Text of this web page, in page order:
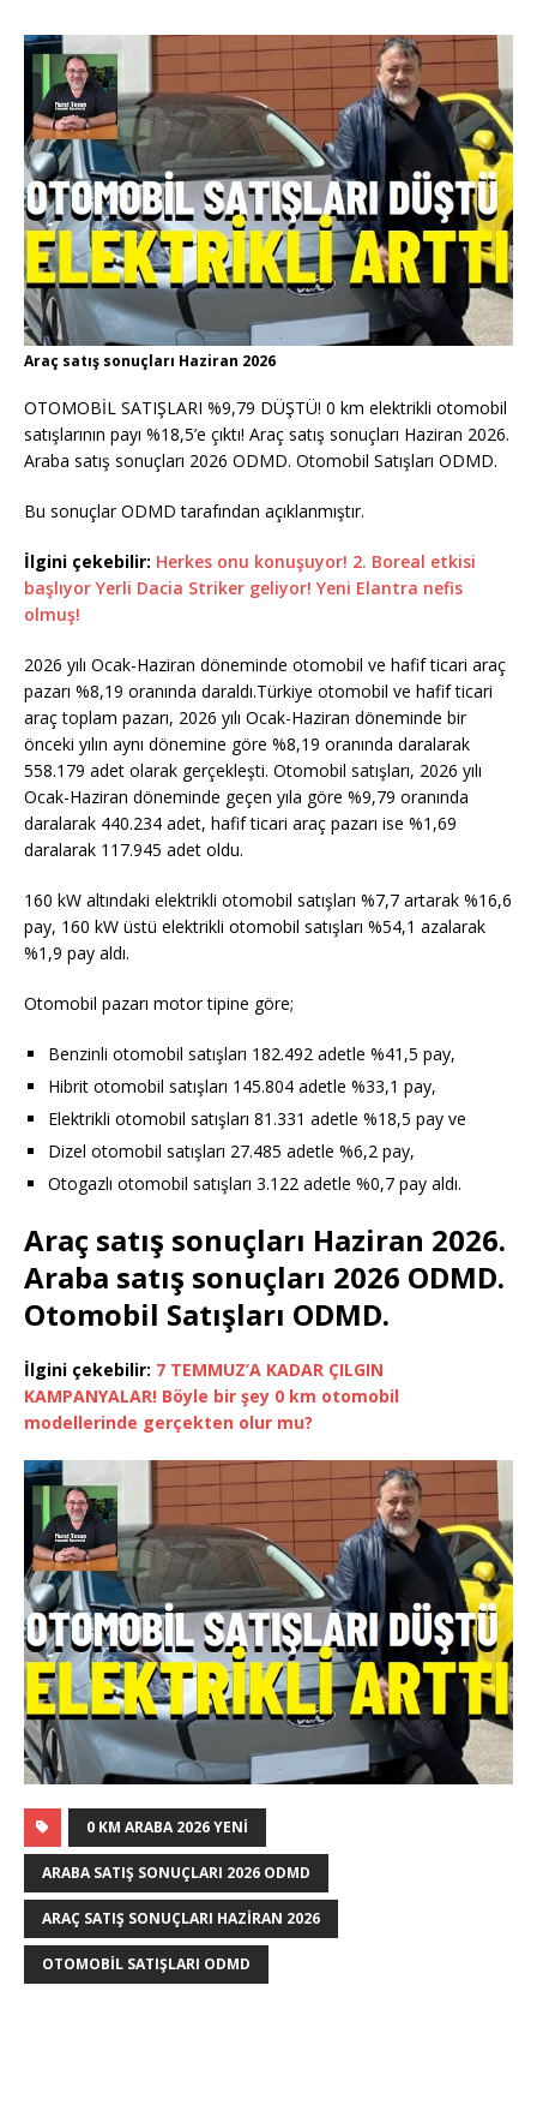
Araç satış sonuçları Haziran 2026
OTOMOBİL SATIŞLARI %9,79 DÜŞTÜ! 0 km elektrikli otomobil
satışlarının payı %18,5’e çıktı! Araç satış sonuçları Haziran 2026.
Araba satış sonuçları 2026 ODMD. Otomobil Satışları ODMD.
Bu sonuçlar ODMD tarafından açıklanmıştır.
İlgini çekebilir: Herkes onu konuşuyor! 2. Boreal etkisi
başlıyor Yerli Dacia Striker geliyor! Yeni Elantra nefis
olmuş!
2026 yılı Ocak-Haziran döneminde otomobil ve hafif ticari araç
pazarı %8,19 oranında daraldı.Türkiye otomobil ve hafif ticari
araç toplam pazarı, 2026 yılı Ocak-Haziran döneminde bir
önceki yılın aynı dönemine göre %8,19 oranında daralarak
558.179 adet olarak gerçekleşti. Otomobil satışları, 2026 yılı
Ocak-Haziran döneminde geçen yıla göre %9,79 oranında
daralarak 440.234 adet, hafif ticari araç pazarı ise %1,69
daralarak 117.945 adet oldu.
160 kW altındaki elektrikli otomobil satışları %7,7 artarak %16,6
pay, 160 kW üstü elektrikli otomobil satışları %54,1 azalarak
%1,9 pay aldı.
Otomobil pazarı motor tipine göre;
Benzinli otomobil satışları 182.492 adetle %41,5 pay,
Hibrit otomobil satışları 145.804 adetle %33,1 pay,
Elektrikli otomobil satışları 81.331 adetle %18,5 pay ve
Dizel otomobil satışları 27.485 adetle %6,2 pay,
Otogazlı otomobil satışları 3.122 adetle %0,7 pay aldı.
Araç satış sonuçları Haziran 2026.
Araba satış sonuçları 2026 ODMD.
Otomobil Satışları ODMD.
İlgini çekebilir: 7 TEMMUZ’A KADAR ÇILGIN
KAMPANYALAR! Böyle bir şey 0 km otomobil
modellerinde gerçekten olur mu?
0 KM ARABA 2026 YENI
ARABA SATIŞ SONUÇLARI 2026 ODMD
ARAÇ SATIŞ SONUÇLARI HAZIRAN 2026
OTOMOBIL SATIŞLARI ODMD